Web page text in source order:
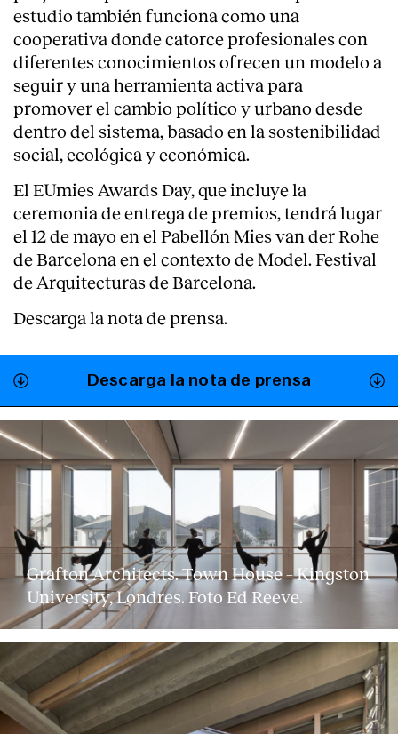
Servicios
estudio también funciona como una
cooperativa donde catorce profesionales con
diferentes conocimientos ofrecen un modelo a
seguir y una herramienta activa para
promover el cambio político y urbano desde
dentro del sistema, basado en la sostenibilidad
social, ecológica y económica.
El EUmies Awards Day, que incluye la
ceremonia de entrega de premios, tendrá lugar
el 12 de mayo en el Pabellón Mies van der Rohe
de Barcelona en el contexto de Model. Festival
de Arquitecturas de Barcelona.
Descarga la nota de prensa.
Descarga la nota de prensa
Grafton Architects. Town House – Kingston
University, Londres. Foto Ed Reeve.